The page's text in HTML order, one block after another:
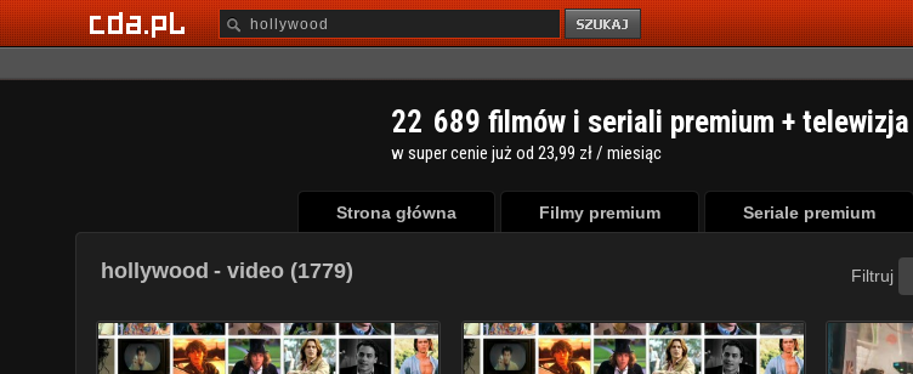
22 689 filmów i seriali premium + telewizja
w super cenie już od 23,99 zł / miesiąc
Strona główna Filmy premium Seriale premium
hollywood - video (1779) Filtruj